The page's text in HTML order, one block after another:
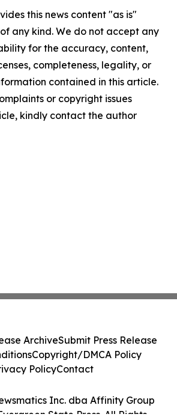
this news content "as is"
any kind. We do not accept any
for the accuracy, content,
completeness, legality, or
contained in this article.
or copyright issues
kindly contact the author
Inc. dba Affinity Group
State Press. All Rights
ArchiveSubmit Press Release
Copyright/DMCA Policy
PolicyContact